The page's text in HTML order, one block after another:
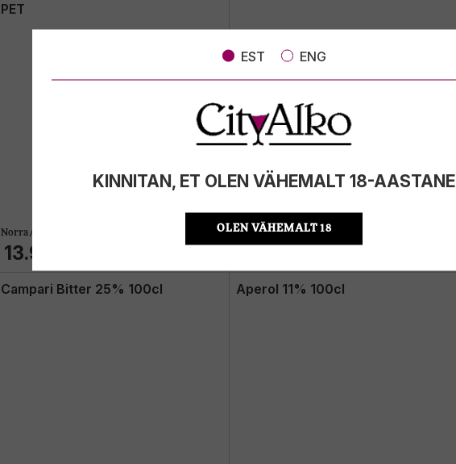
EST ENG
KINNITAN, ET OLEN VÄHEMALT 18-AASTANE
OLEN VÄHEMALT 18
PET
Norra / Bitter
13.99€
Saksamaa / Bitter
22.99€
Campari Bitter 25% 100cl Aperol 11% 100cl